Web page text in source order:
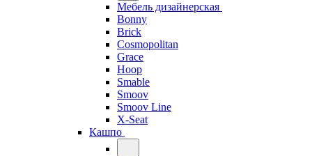
Мебель дизайнерская
Bonny
Brick
Cosmopolitan
Grace
Hoop
Smable
Smoov
Smoov Line
X-Seat
Кашпо